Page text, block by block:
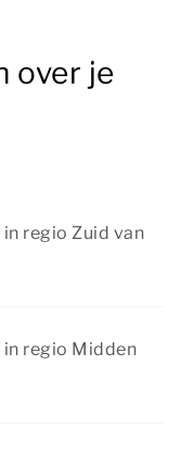
over je
regio Zuid van
regio Midden